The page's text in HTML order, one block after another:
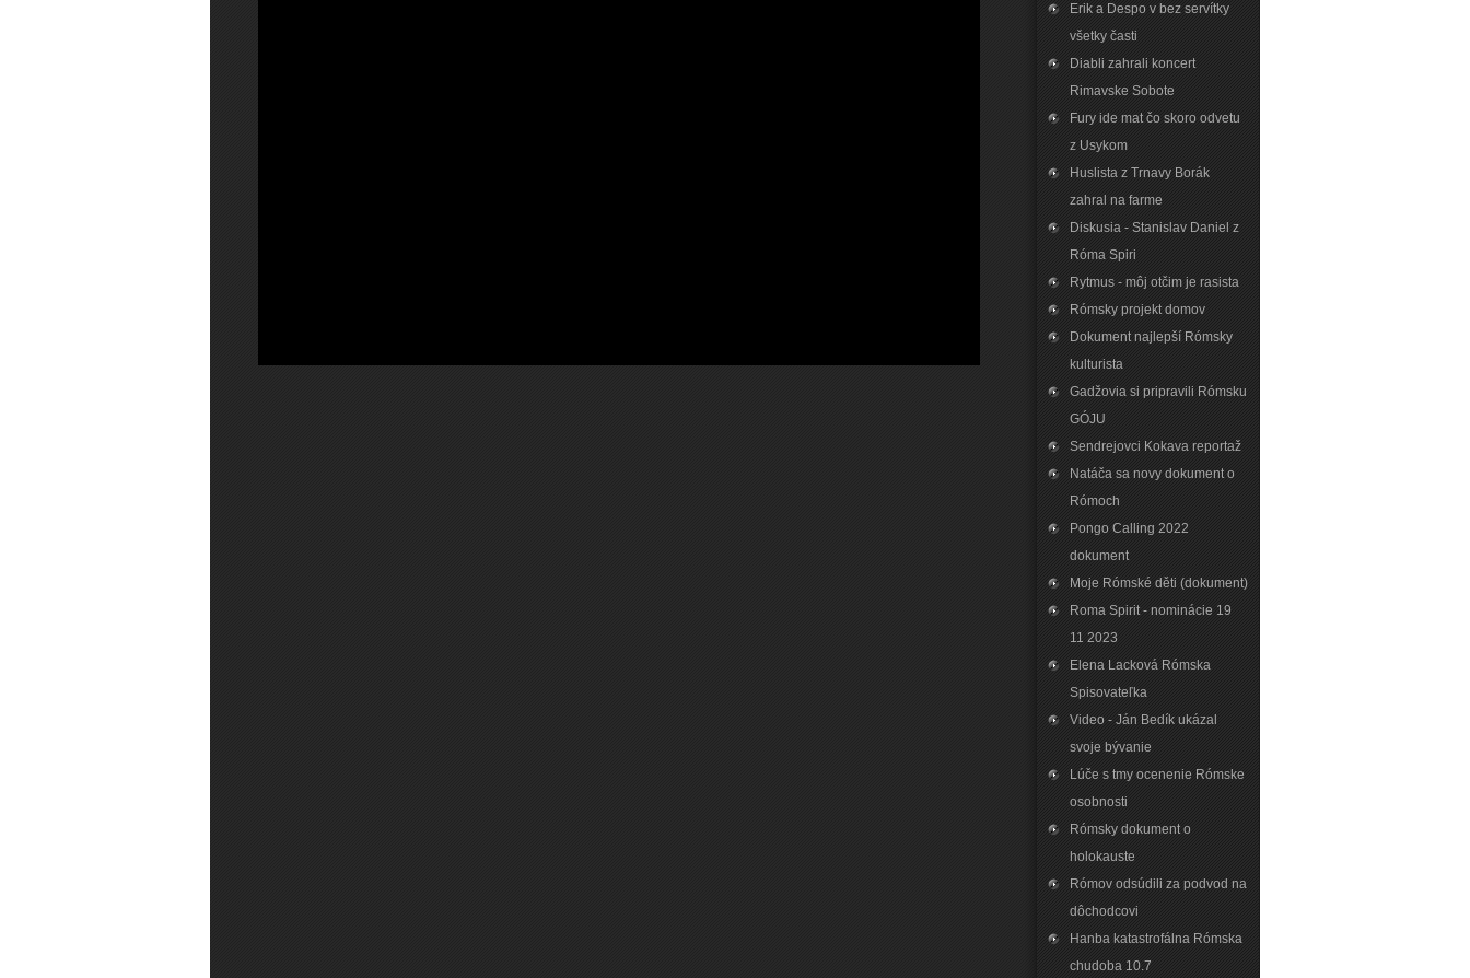
Erik a Despo v bez servítky
všetky časti
Diabli zahrali koncert
Rimavske Sobote
Fury ide mat čo skoro odvetu
z Usykom
Huslista z Trnavy Borák
zahral na farme
Diskusia - Stanislav Daniel z
Róma Spiri
Rytmus - môj otčim je rasista
Rómsky projekt domov
Dokument najlepší Rómsky
kulturista
Gadžovia si pripravili Rómsku
GÓJU
Sendrejovci Kokava reportaž
Natáča sa novy dokument o
Rómoch
Pongo Calling 2022
dokument
Moje Rómské děti (dokument)
Roma Spirit - nominácie 19
11 2023
Elena Lacková Rómska
Spisovateľka
Video - Ján Bedík ukázal
svoje bývanie
Lúče s tmy ocenenie Rómske
osobnosti
Rómsky dokument o
holokauste
Rómov odsúdili za podvod na
dôchodcovi
Hanba katastrofálna Rómska
chudoba 10.7